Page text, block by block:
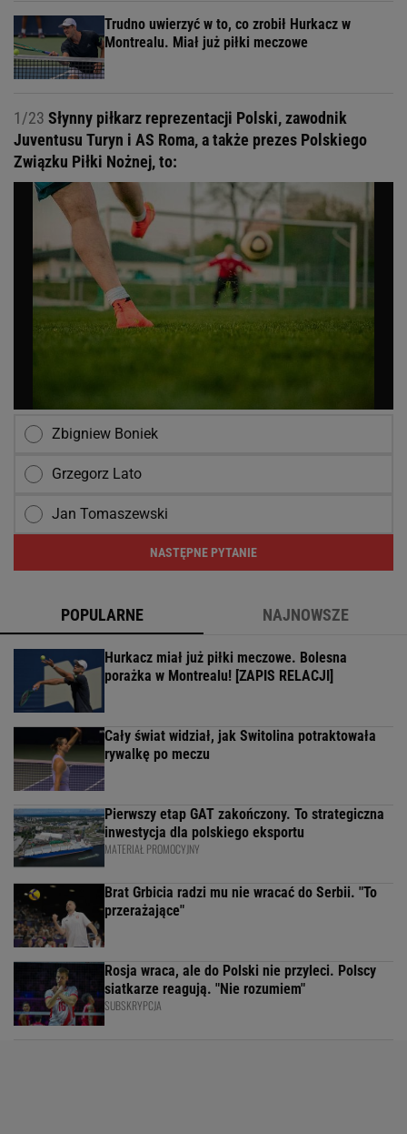
Trudno uwierzyć w to, co zrobił Hurkacz w
Montrealu. Miał już piłki meczowe
1/23 Słynny piłkarz reprezentacji Polski, zawodnik
Juventusu Turyn i AS Roma, a także prezes Polskiego
Związku Piłki Nożnej, to:
Zbigniew Boniek
Grzegorz Lato
Jan Tomaszewski
NASTĘPNE PYTANIE
POPULARNE NAJNOWSZE
Hurkacz miał już piłki meczowe. Bolesna
porażka w Montrealu! [ZAPIS RELACJI]
Cały świat widział, jak Switolina potraktowała
rywalkę po meczu
Pierwszy etap GAT zakończony. To strategiczna
inwestycja dla polskiego eksportu
MATERIAŁ PROMOCYJNY
Brat Grbicia radzi mu nie wracać do Serbii. "To
przerażające"
Rosja wraca, ale do Polski nie przyleci. Polscy
siatkarze reagują. "Nie rozumiem"
SUBSKRYPCJA